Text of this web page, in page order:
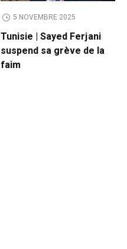
5 NOVEMBRE 2025
Tunisie | Sayed Ferjani
suspend sa grève de la
faim